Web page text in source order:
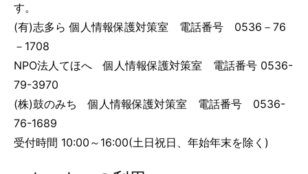
す。
(有)志多ら 個人情報保護対策室 電話番号 0536－76
－1708
NPO法人てほへ 個人情報保護対策室 電話番号 0536-
79-3970
(株)鼓のみち 個人情報保護対策室 電話番号 0536-
76-1689
受付時間 10:00～16:00(土日祝日、年始年末を除く)